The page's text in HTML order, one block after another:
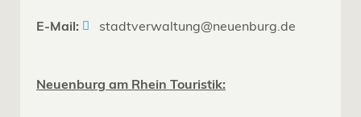
E-Mail: stadtverwaltung@neuenburg.de
Neuenburg am Rhein Touristik: